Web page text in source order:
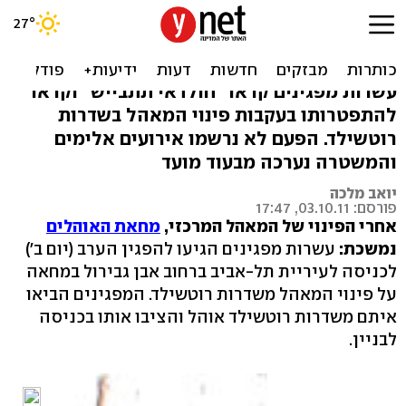
אחרי הפינוי ברוטשילד:
עשרות הפגינו נגד חולדאי
עשרות מפגינים קראו "חולדאי תתבייש" וקראו
להתפטרותו בעקבות פינוי המאהל בשדרות
רוטשילד. הפעם לא נרשמו אירועים אלימים
והמשטרה נערכה מבעוד מועד
יואב מלכה
פורסם: 03.10.11, 17:47
אחרי הפינוי של המאהל המרכזי, מחאת האוהלים
נמשכת: עשרות מפגינים הגיעו להפגין הערב (יום ב')
לכניסה לעיריית תל-אביב ברחוב אבן גבירול במחאה
על פינוי המאהל משדרות רוטשילד. המפגינים הביאו
איתם משדרות רוטשילד אוהל והציבו אותו בכניסה
לבניין.